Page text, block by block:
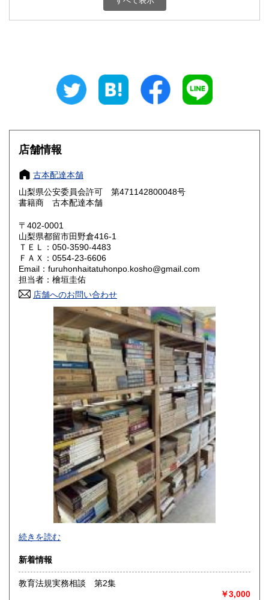
800円 三重県
大阪府
奈良県
鳥取県 800円 島根県
岡山県
山口県 800円
香川県 800円 愛媛県
高知県 800円
800円 長崎県
800円 大分県
800円 鹿児島県
1,500円
店舗情報
古本配達本舗
山梨県公安委員会許可 第471142800048号
書籍商 古本配達本舗
〒402-0001
山梨県都留市田野倉416-1
ＴＥＬ：050-3590-4483
ＦＡＸ：0554-23-6606
Email：furuhonhaitatuhonpo.kosho@gmail.com
担当者：檜垣圭佑
店舗へのお問い合わせ
-
沿線名：-
最寄駅：-
営業時間：-
定休日：-
続きを読む
新着情報
教育法規実務相談 第2集
￥3,000